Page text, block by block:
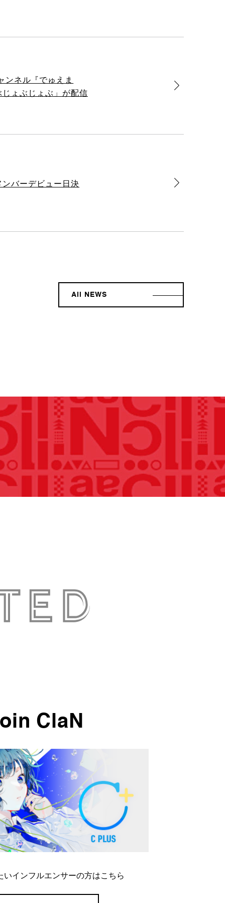
ンネル『でゅえま
ょぶじょぶ」が配信
バーデビュー日決
All NEWS
ClaN
いインフルエンサーの方はこちら